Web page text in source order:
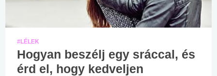
#LÉLEK
Hogyan beszélj egy sráccal, és
érd el, hogy kedveljen